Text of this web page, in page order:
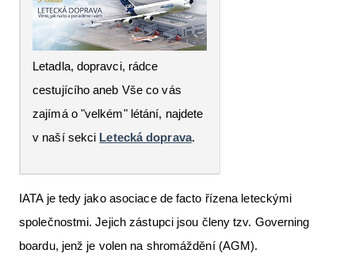
Letadla, dopravci, rádce
cestujícího aneb Vše co vás
zajímá o "velkém" létání, najdete
v naší sekci Letecká doprava.
IATA je tedy jako asociace de facto řízena leteckými
společnostmi. Jejich zástupci jsou členy tzv. Governing
boardu, jenž je volen na shromáždění (AGM).